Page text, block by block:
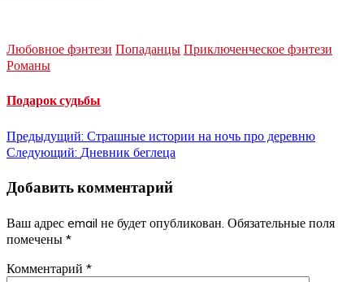
Любовное фэнтези Попаданцы Приключенческое фэнтези
Романы
Подарок судьбы
Навигация
записям
Предыдущий: Страшные истории на ночь про деревню
Следующий: Дневник беглеца
Добавить комментарий
Ваш адрес email не будет опубликован. Обязательные поля
помечены *
Комментарий *